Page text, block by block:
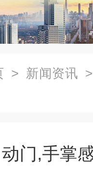
> 新闻资讯
门,手掌